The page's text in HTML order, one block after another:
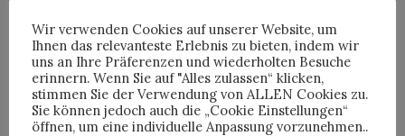
WOODKID IM INTERVIEW
Wir verwenden Cookies auf unserer Website, um
Ihnen das relevanteste Erlebnis zu bieten, indem wir
uns an Ihre Präferenzen und wiederholten Besuche
erinnern. Wenn Sie auf "Alles zulassen“ klicken,
stimmen Sie der Verwendung von ALLEN Cookies zu.
Sie können jedoch auch die „Cookie Einstellungen“
öffnen, um eine individuelle Anpassung vorzunehmen..